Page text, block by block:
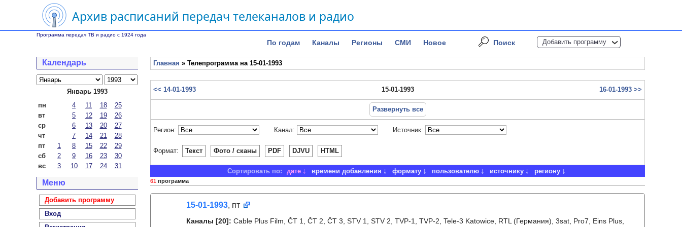
Архив расписаний передач телеканалов и радио
Программа передач ТВ и радио с 1924 года
По годам Каналы Регионы СМИ Новое Поиск Добавить программу
Календарь
Январь 1993
пн
4 11 18
25
вт
5 12 19
26
ср
6 13 20
27
чт
7 14 21
28
пт
1 8 15 22
29
сб
2 9 16 23
30
вс
3 10 17 24 31
Меню
Добавить программу
Вход
Главная » Телепрограмма на 15-01-1993
<< 14-01-1993 15-01-1993 16-01-1993 >>
Развернуть все
Регион: Канал: Источник:
Формат: Текст Фото / сканы PDF DJVU HTML
Сортировать по: дате времени добавления формату пользователю источнику региону
61 программа
15-01-1993, пт
Каналы [20]: Cable Plus Film, ČT 1, ČT 2, ČT 3, STV 1, STV 2, TVP-1, TVP-2, Tele-3 Katowice, RTL (Германия), 3sat, Pro7, Eins Plus,